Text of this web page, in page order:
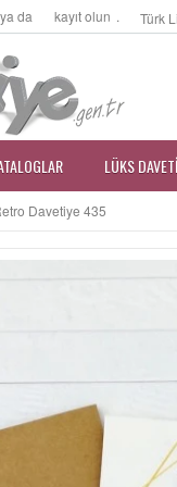
ya da kayıt olun . Türk
LÜKS
Davetiye 435